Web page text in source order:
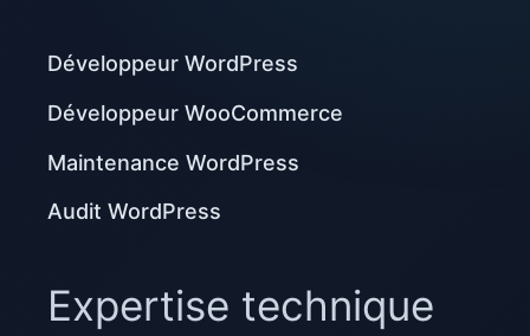
Développeur WordPress
Développeur WooCommerce
Maintenance WordPress
Audit WordPress
Expertise technique